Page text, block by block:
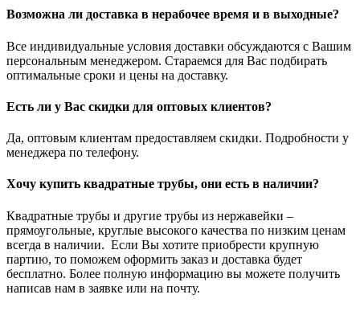
Возможна ли доставка в нерабочее время и в выходные?
Все индивидуальные условия доставки обсуждаются с Вашим
персональным менеджером. Стараемся для Вас подбирать
оптимальные сроки и цены на доставку.
Есть ли у Вас скидки для оптовых клиентов?
Да, оптовым клиентам предоставляем скидки. Подробности у
менеджера по телефону.
Хочу купить квадратные трубы, они есть в наличии?
Квадратные трубы и другие трубы из нержавейки –
прямоугольные, круглые высокого качества по низким ценам
всегда в наличии. Если Вы хотите приобрести крупную
партию, то поможем оформить заказ и доставка будет
бесплатно. Более полную информацию вы можете получить
написав нам в заявке или на почту.